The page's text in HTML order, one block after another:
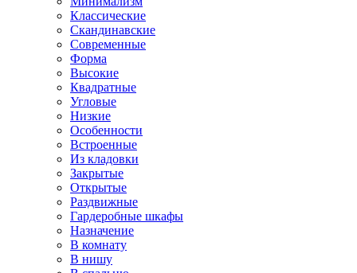
Классические
Скандинавские
Современные
Форма
Высокие
Квадратные
Угловые
Низкие
Особенности
Встроенные
Из кладовки
Закрытые
Открытые
Раздвижные
Гардеробные шкафы
Назначение
В комнату
В нишу